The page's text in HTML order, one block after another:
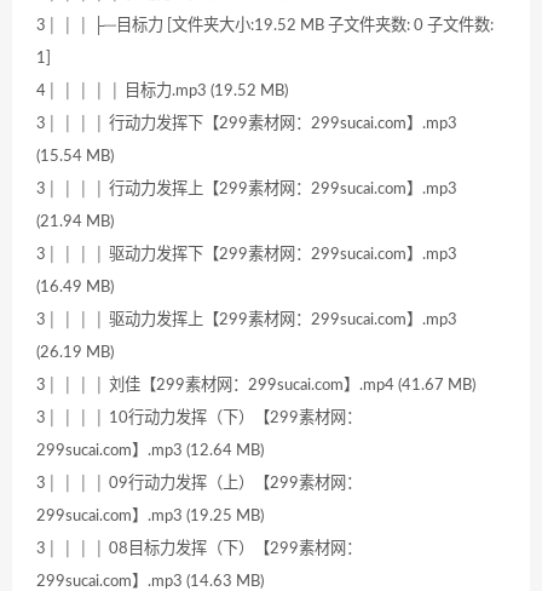
3│ │ │ ├─目标力 [文件夹大小:19.52 MB 子文件夹数: 0 子文件数:
1]
4│ │ │ │ │ 目标力.mp3 (19.52 MB)
3│ │ │ │ 行动力发挥下【299素材网：299sucai.com】.mp3
(15.54 MB)
3│ │ │ │ 行动力发挥上【299素材网：299sucai.com】.mp3
(21.94 MB)
3│ │ │ │ 驱动力发挥下【299素材网：299sucai.com】.mp3
(16.49 MB)
3│ │ │ │ 驱动力发挥上【299素材网：299sucai.com】.mp3
(26.19 MB)
3│ │ │ │ 刘佳【299素材网：299sucai.com】.mp4 (41.67 MB)
3│ │ │ │ 10行动力发挥（下）【299素材网：
299sucai.com】.mp3 (12.64 MB)
3│ │ │ │ 09行动力发挥（上）【299素材网：
299sucai.com】.mp3 (19.25 MB)
3│ │ │ │ 08目标力发挥（下）【299素材网：
299sucai.com】.mp3 (14.63 MB)